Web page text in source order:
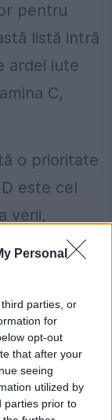
Personal
parties, or
for
opt-out
that after your
seeing
utilized by
parties prior to
pentru
listă intră
ardei iute
C,
o prioritate
este cel
verii,
vitamină
sălbatic,
D
ricotta,
sau cel de
potrivit